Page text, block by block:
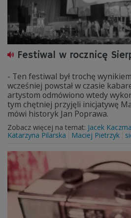
Festiwal w rocznicę
- Ten festiwal był trochę
wcześniej powstał w czasie
artystom odmówiono wtedy
tym chętniej przyjęli inicjatywę
mówi historyk Jan Poprawa.
Zobacz więcej na temat: Jacek
Katarzyna Pilarska
Maciej Pietrzyk